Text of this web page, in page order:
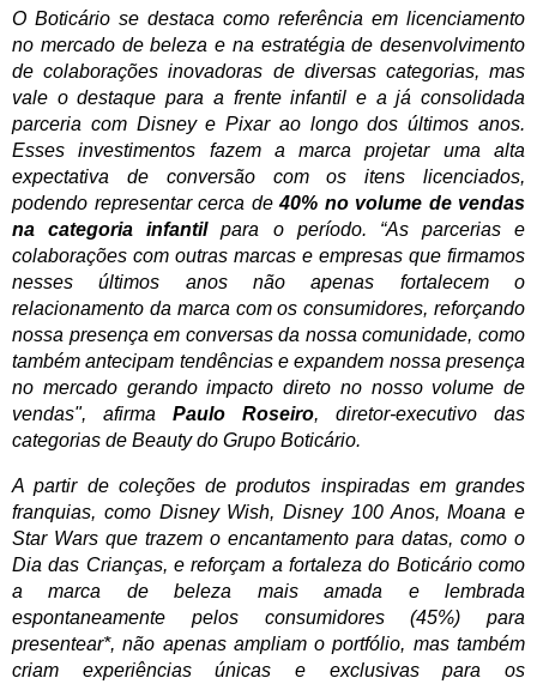
O Boticário se destaca como referência em licenciamento
no mercado de beleza e na estratégia de desenvolvimento
de colaborações inovadoras de diversas categorias, mas
vale o destaque para a frente infantil e a já consolidada
parceria com Disney e Pixar ao longo dos últimos anos.
Esses investimentos fazem a marca projetar uma alta
expectativa de conversão com os itens licenciados,
podendo representar cerca de40% no volume de vendas
na categoria infantilpara o período. “As parcerias e
colaborações com outras marcas e empresas que firmamos
nesses últimos anos não apenas fortalecem o
relacionamento da marca com os consumidores, reforçando
nossa presença em conversas da nossa comunidade, como
também antecipam tendências e expandem nossa presença
no mercado gerando impacto direto no nosso volume de
vendas", afirma Paulo Roseiro, diretor-executivo das
categorias de Beauty do Grupo Boticário.
A partir de coleções de produtos inspiradas em grandes
franquias, como Disney Wish, Disney 100 Anos, Moana e
Star Wars que trazem o encantamento para datas, como o
Dia das Crianças, e reforçam a fortaleza do Boticário como
a marca de beleza mais amada e lembrada
espontaneamente pelos consumidores (45%) para
presentear*, não apenas ampliam o portfólio, mas também
criam experiências únicas e exclusivas para os